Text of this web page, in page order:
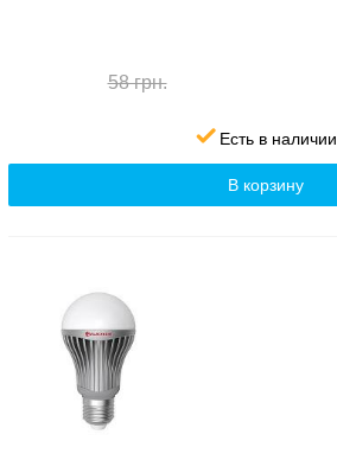
58 грн.
Есть в наличии
В корзину